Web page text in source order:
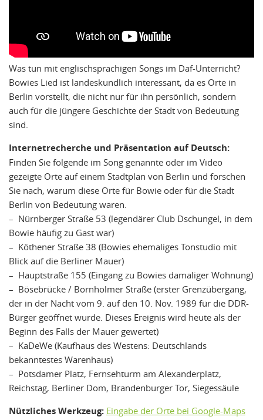
Was tun mit englischsprachigen Songs im Daf-Unterricht?
Bowies Lied ist landeskundlich interessant, da es Orte in
Berlin vorstellt, die nicht nur für ihn persönlich, sondern
auch für die jüngere Geschichte der Stadt von Bedeutung
sind.
Internetrecherche und Präsentation auf Deutsch:
Finden Sie folgende im Song genannte oder im Video
gezeigte Orte auf einem Stadtplan von Berlin und forschen
Sie nach, warum diese Orte für Bowie oder für die Stadt
Berlin von Bedeutung waren.
– Nürnberger Straße 53 (legendärer Club Dschungel, in dem
Bowie häufig zu Gast war)
– Köthener Straße 38 (Bowies ehemaliges Tonstudio mit
Blick auf die Berliner Mauer)
– Hauptstraße 155 (Eingang zu Bowies damaliger Wohnung)
– Bösebrücke / Bornholmer Straße (erster Grenzübergang,
der in der Nacht vom 9. auf den 10. Nov. 1989 für die DDR-
Bürger geöffnet wurde. Dieses Ereignis wird heute als der
Beginn des Falls der Mauer gewertet)
– KaDeWe (Kaufhaus des Westens: Deutschlands
bekanntestes Warenhaus)
– Potsdamer Platz, Fernsehturm am Alexanderplatz,
Reichstag, Berliner Dom, Brandenburger Tor, Siegessäule
Nützliches Werkzeug: Eingabe der Orte bei Google-Maps